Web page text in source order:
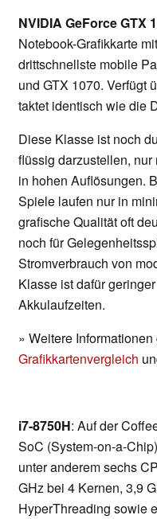
NVIDIA GeForce GTX
Notebook-Grafikkarte
drittschnellste mobile
und GTX 1070. Verfügt
taktet identisch wie die
Diese Klasse ist noch
flüssig darzustellen,
in hohen Auflösungen.
Spiele laufen nur in
grafische Qualität oft
noch für
Stromverbrauch von
Klasse ist dafür
Akkulaufzeiten.
» Weitere
Grafikkartenvergleich
i7-8750H: Auf der
SoC (System-on-a-
unter anderem sechs
GHz bei 4 Kernen, 3,9
HyperThreading sowie